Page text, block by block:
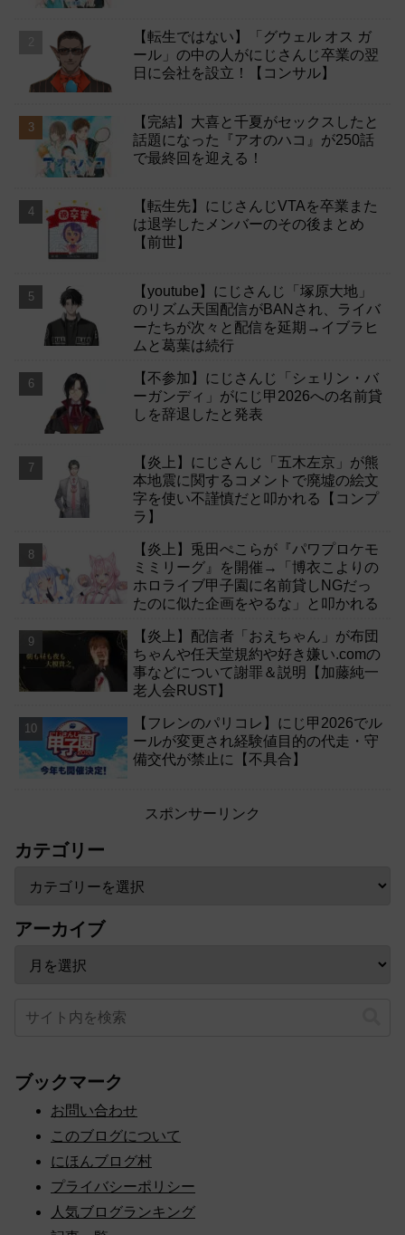
【転生ではない】「グウェル オス ガ
ール」の中の人がにじさんじ卒業の翌
日に会社を設立！【コンサル】
【完結】大喜と千夏がセックスしたと
話題になった『アオのハコ』が250話
で最終回を迎える！
【転生先】にじさんじVTAを卒業また
は退学したメンバーのその後まとめ
【前世】
【youtube】にじさんじ「塚原大地」
のリズム天国配信がBANされ、ライバ
ーたちが次々と配信を延期→イブラヒ
ムと葛葉は続行
【不参加】にじさんじ「シェリン・バ
ーガンディ」がにじ甲2026への名前貸
しを辞退したと発表
【炎上】にじさんじ「五木左京」が熊
本地震に関するコメントで廃墟の絵文
字を使い不謹慎だと叩かれる【コンプ
ラ】
【炎上】兎田ぺこらが『パワプロケモ
ミミリーグ』を開催→「博衣こよりの
ホロライブ甲子園に名前貸しNGだっ
たのに似た企画をやるな」と叩かれる
【炎上】配信者「おえちゃん」が布団
ちゃんや任天堂規約や好き嫌い.comの
事などについて謝罪＆説明【加藤純一
老人会RUST】
【フレンのパリコレ】にじ甲2026でル
ールが変更され経験値目的の代走・守
備交代が禁止に【不具合】
スポンサーリンク
カテゴリー
アーカイブ
ブックマーク
お問い合わせ
このブログについて
にほんブログ村
プライバシーポリシー
人気ブログランキング